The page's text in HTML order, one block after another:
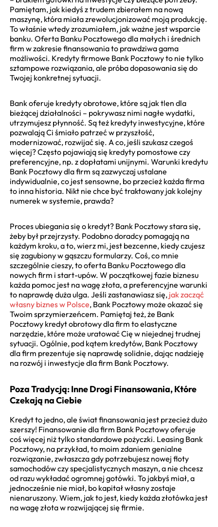
Pamiętam, jak kiedyś z trudem zbierałem na nową
maszynę, która miała zrewolucjonizować moją produkcję.
To właśnie wtedy zrozumiałem, jak ważne jest wsparcie
banku. Oferta Banku Pocztowego dla małych i średnich
firm w zakresie finansowania to prawdziwa gama
możliwości. Kredyty firmowe Bank Pocztowy to nie tylko
sztampowe rozwiązania, ale próba dopasowania się do
Twojej konkretnej sytuacji.
Bank oferuje kredyty obrotowe, które są jak tlen dla
bieżącej działalności – pokrywasz nimi nagłe wydatki,
utrzymujesz płynność. Są też kredyty inwestycyjne, które
pozwalają Ci śmiało patrzeć w przyszłość,
modernizować, rozwijać się. A co, jeśli szukasz czegoś
więcej? Często pojawiają się kredyty pomostowe czy
preferencyjne, np. z dopłatami unijnymi. Warunki kredytu
Bank Pocztowy dla firm są zazwyczaj ustalane
indywidualnie, co jest sensowne, bo przecież każda firma
to inna historia. Nikt nie chce być traktowany jak kolejny
numerek w systemie, prawda?
Proces ubiegania się o kredyt? Bank Pocztowy stara się,
żeby był przejrzysty. Podobno doradcy pomagają na
każdym kroku, a to, wierz mi, jest bezcenne, kiedy czujesz
się zagubiony w gąszczu formularzy. Coś, co mnie
szczególnie cieszy, to oferta Banku Pocztowego dla
nowych firm i start-upów. W początkowej fazie biznesu
każda pomoc jest na wagę złota, a preferencyjne warunki
to naprawdę duża ulga. Jeśli zastanawiasz się, jak zacząć
własny biznes w Polsce, Bank Pocztowy może okazać się
Twoim sprzymierzeńcem. Pamiętaj też, że Bank
Pocztowy kredyt obrotowy dla firm to elastyczne
narzędzie, które może uratować Cię w niejednej trudnej
sytuacji. Ogólnie, pod kątem kredytów, Bank Pocztowy
dla firm prezentuje się naprawdę solidnie, dając nadzieję
na rozwój i inwestycje dla firm Bank Pocztowy.
Poza Tradycją: Inne Drogi Finansowania, Które
Czekają na Ciebie
Kredyt to jedno, ale świat finansowania jest przecież dużo
szerszy! Finansowanie dla firm Bank Pocztowy oferuje
coś więcej niż tylko standardowe pożyczki. Leasing Bank
Pocztowy, na przykład, to moim zdaniem genialne
rozwiązanie, zwłaszcza gdy potrzebujesz nowej floty
samochodów czy specjalistycznych maszyn, a nie chcesz
od razu wykładać ogromnej gotówki. To jakbyś miał, a
jednocześnie nie miał, bo kapitał własny zostaje
nienaruszony. Wiem, jak to jest, kiedy każda złotówka jest
na wagę złota w rozwijającej się firmie.